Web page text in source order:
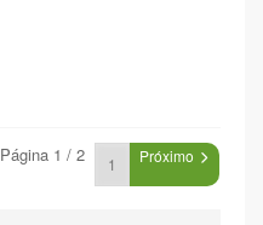
Página 1 / 2 Próximo